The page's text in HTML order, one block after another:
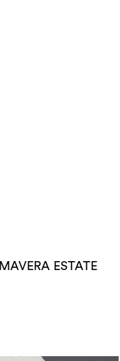
ESTATE